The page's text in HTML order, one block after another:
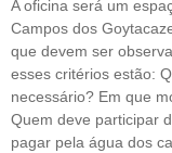
A oficina será um
Campos dos
que devem ser
esses critérios estão:
necessário? Em que
Quem deve participar
pagar pela água dos